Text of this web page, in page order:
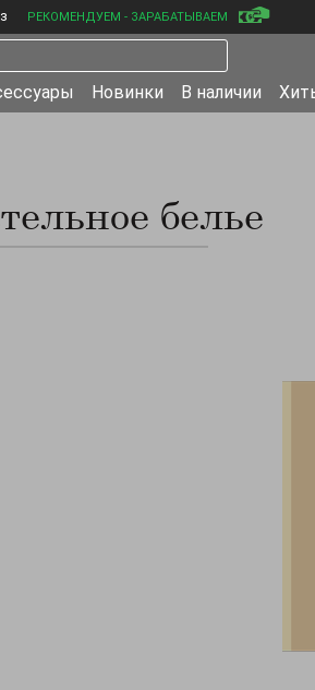
РЕКОМЕНДУЕМ - ЗАРАБАТЫВАЕМ
Новинки В наличии
белье